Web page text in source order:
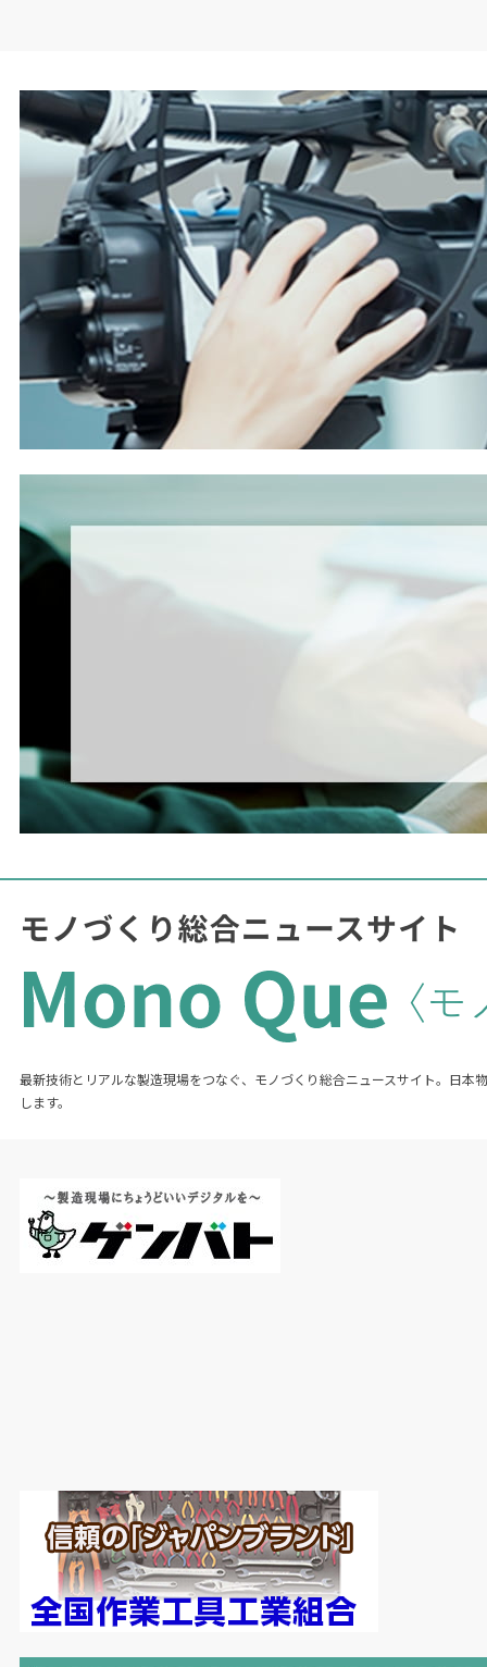
最新技術とリアルな製造現場をつなぐ、モノづくり総合ニュースサイト。日本
します。